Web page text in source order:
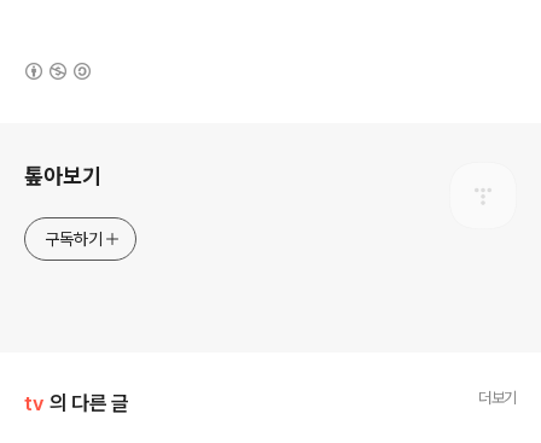
톺아보기
구독하기
tv 의 다른 글 더보기